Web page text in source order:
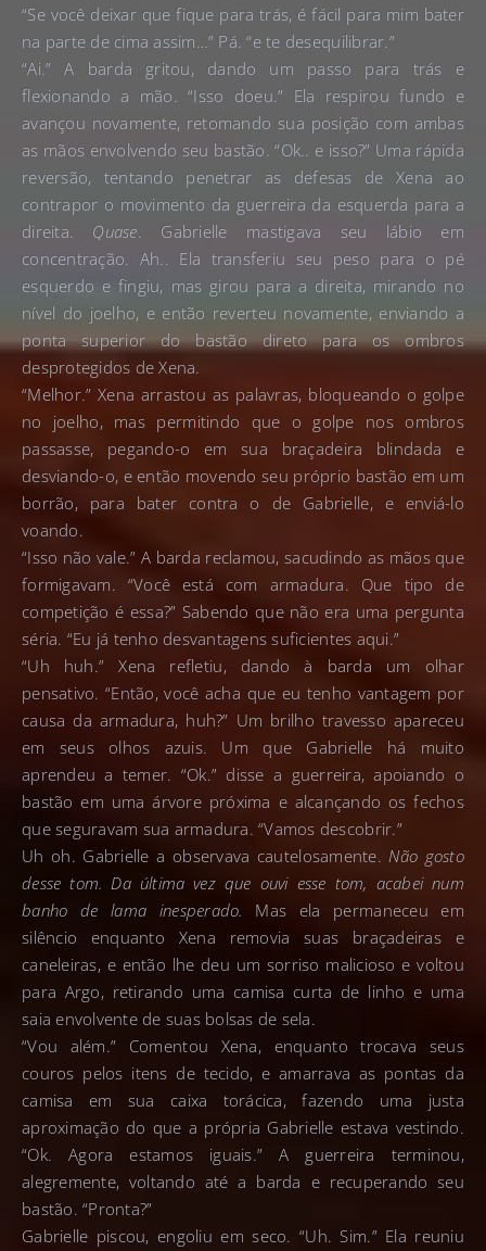
“Se você deixar que fique para trás, é fácil para mim bater
na parte de cima assim…” Pá. “e te desequilibrar.”
“Ai.” A barda gritou, dando um passo para trás e
flexionando a mão. “Isso doeu.” Ela respirou fundo e
avançou novamente, retomando sua posição com ambas
as mãos envolvendo seu bastão. “Ok.. e isso?” Uma rápida
reversão, tentando penetrar as defesas de Xena ao
contrapor o movimento da guerreira da esquerda para a
direita. Quase. Gabrielle mastigava seu lábio em
concentração. Ah.. Ela transferiu seu peso para o pé
esquerdo e fingiu, mas girou para a direita, mirando no
nível do joelho, e então reverteu novamente, enviando a
ponta superior do bastão direto para os ombros
desprotegidos de Xena.
“Melhor.” Xena arrastou as palavras, bloqueando o golpe
no joelho, mas permitindo que o golpe nos ombros
passasse, pegando-o em sua braçadeira blindada e
desviando-o, e então movendo seu próprio bastão em um
borrão, para bater contra o de Gabrielle, e enviá-lo
voando.
“Isso não vale.” A barda reclamou, sacudindo as mãos que
formigavam. “Você está com armadura. Que tipo de
competição é essa?” Sabendo que não era uma pergunta
séria. “Eu já tenho desvantagens suficientes aqui.”
“Uh huh.” Xena refletiu, dando à barda um olhar
pensativo. “Então, você acha que eu tenho vantagem por
causa da armadura, huh?” Um brilho travesso apareceu
em seus olhos azuis. Um que Gabrielle há muito
aprendeu a temer. “Ok.” disse a guerreira, apoiando o
bastão em uma árvore próxima e alcançando os fechos
que seguravam sua armadura. “Vamos descobrir.”
Uh oh. Gabrielle a observava cautelosamente.Não gosto
desse tom. Da última vez que ouvi esse tom, acabei num
banho de lama inesperado. Mas ela permaneceu em
silêncio enquanto Xena removia suas braçadeiras e
caneleiras, e então lhe deu um sorriso malicioso e voltou
para Argo, retirando uma camisa curta de linho e uma
saia envolvente de suas bolsas de sela.
“Vou além.” Comentou Xena, enquanto trocava seus
couros pelos itens de tecido, e amarrava as pontas da
camisa em sua caixa torácica, fazendo uma justa
aproximação do que a própria Gabrielle estava vestindo.
“Ok. Agora estamos iguais.” A guerreira terminou,
alegremente, voltando até a barda e recuperando seu
bastão. “Pronta?”
Gabrielle piscou, engoliu em seco. “Uh. Sim.” Ela reuniu